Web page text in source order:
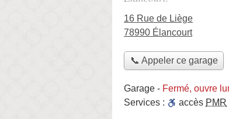
16 Rue de Liège
78990 Élancourt
📞 Appeler ce garage
Garage - Fermé, ouvre
Services :
accès PMR